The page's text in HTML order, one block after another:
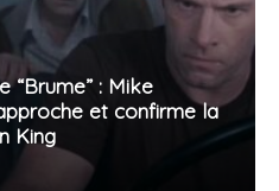
“Brume” : Mike
et confirme la
King